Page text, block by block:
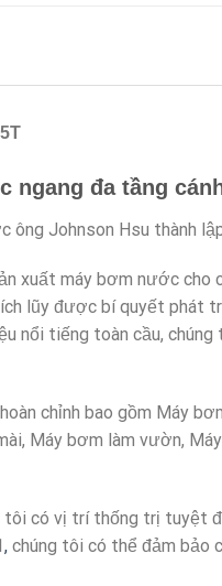
đa tầng
ông Johnson Hsu thành
xuất máy bơm nước
lũy được bí quyết phát
nổi tiếng toàn cầu,
chỉnh bao gồm Máy
Máy bơm làm vườn,
tôi có vị trí thống trị tuyệt
, chúng tôi có thể đảm bảo